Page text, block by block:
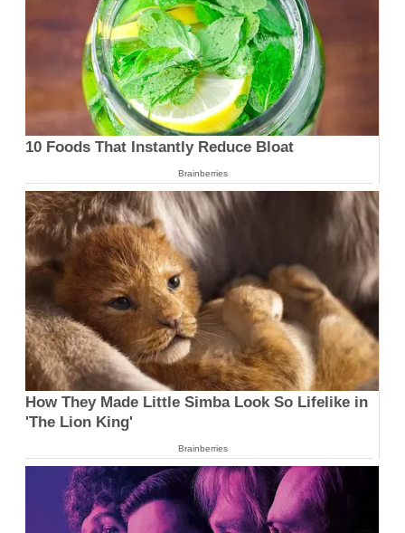
10 Foods That Instantly Reduce Bloat
Brainberries
How They Made Little Simba Look So Lifelike in
'The Lion King'
Brainberries